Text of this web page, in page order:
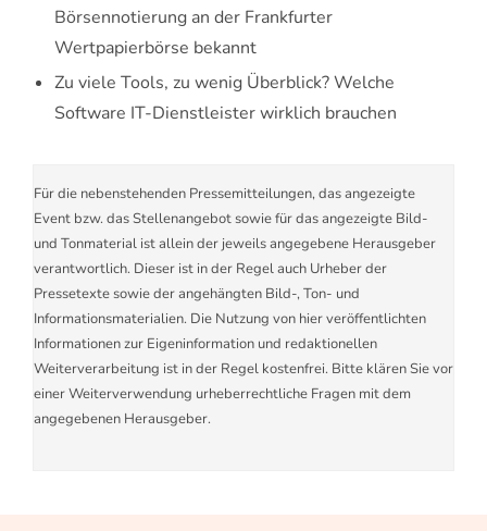
Börsennotierung an der Frankfurter
Wertpapierbörse bekannt
Zu viele Tools, zu wenig Überblick? Welche
Software IT-Dienstleister wirklich brauchen
Für die nebenstehenden Pressemitteilungen, das angezeigte
Event bzw. das Stellenangebot sowie für das angezeigte Bild-
und Tonmaterial ist allein der jeweils angegebene Herausgeber
verantwortlich. Dieser ist in der Regel auch Urheber der
Pressetexte sowie der angehängten Bild-, Ton- und
Informationsmaterialien. Die Nutzung von hier veröffentlichten
Informationen zur Eigeninformation und redaktionellen
Weiterverarbeitung ist in der Regel kostenfrei. Bitte klären Sie vor
einer Weiterverwendung urheberrechtliche Fragen mit dem
angegebenen Herausgeber.